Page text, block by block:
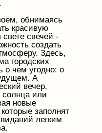
обнимаясь
красивую
свечей -
создать
Здесь,
городских
о чем угодно: о
А
вечер,
солнца или
новые
заполнят
легким